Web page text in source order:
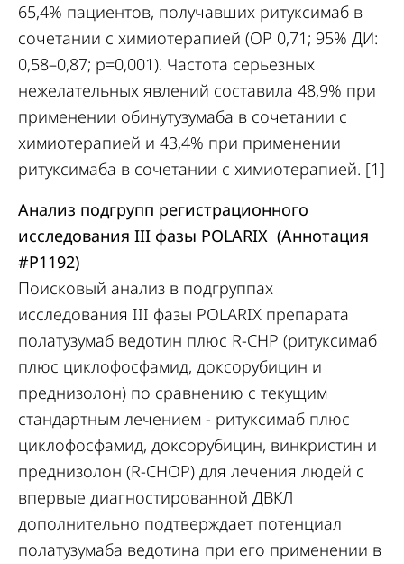
65,4% пациентов, получавших ритуксимаб в
сочетании с химиотерапией (ОР 0,71; 95% ДИ:
0,58–0,87; р=0,001). Частота серьезных
нежелательных явлений составила 48,9% при
применении обинутузумаба в сочетании с
химиотерапией и 43,4% при применении
ритуксимаба в сочетании с химиотерапией. [1]
Анализ подгрупп регистрационного
исследования III фазы POLARIX (Аннотация
#P1192)
Поисковый анализ в подгруппах
исследования III фазы POLARIX препарата
полатузумаб ведотин плюс R-CHP (ритуксимаб
плюс циклофосфамид, доксорубицин и
преднизолон) по сравнению с текущим
стандартным лечением - ритуксимаб плюс
циклофосфамид, доксорубицин, винкристин и
преднизолон (R-CHOP) для лечения людей с
впервые диагностированной ДВКЛ
дополнительно подтверждает потенциал
полатузумаба ведотина при его применении в